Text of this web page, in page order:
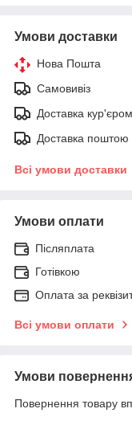
Умови доставки
Нова Пошта
Самовивіз
Доставка кур'єром
Доставка поштою
Всі умови доставки
Умови оплати
Післяплата
Готівкою
Оплата за
Всі умови оплати
Умови
Повернення товару